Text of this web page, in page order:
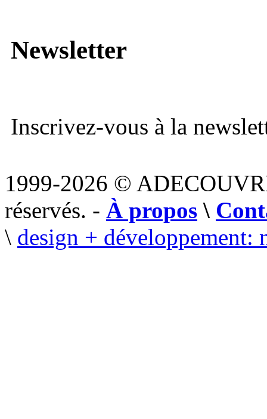
Newsletter
Inscrivez-vous à la
1999-2026 ©
réservés. - À propos \
\ design + développement: